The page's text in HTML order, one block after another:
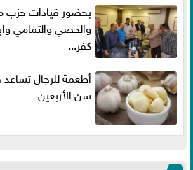
بحضور قيادات
والحصي والتمامي
كفر...
أطعمة للرجال
سن الأربعين